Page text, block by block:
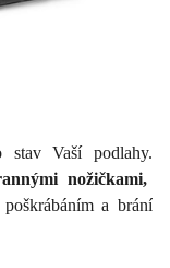
stav Vaší podlahy.
nožičkami,
a brání